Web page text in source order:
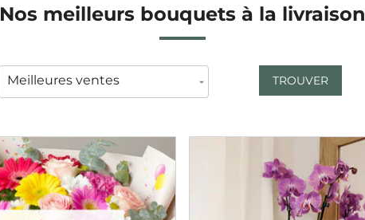
Nos meilleurs bouquets à la livraison
TROUVER